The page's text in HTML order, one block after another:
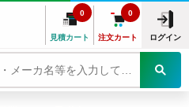
見積カート
0
注文カート
0
ログイン